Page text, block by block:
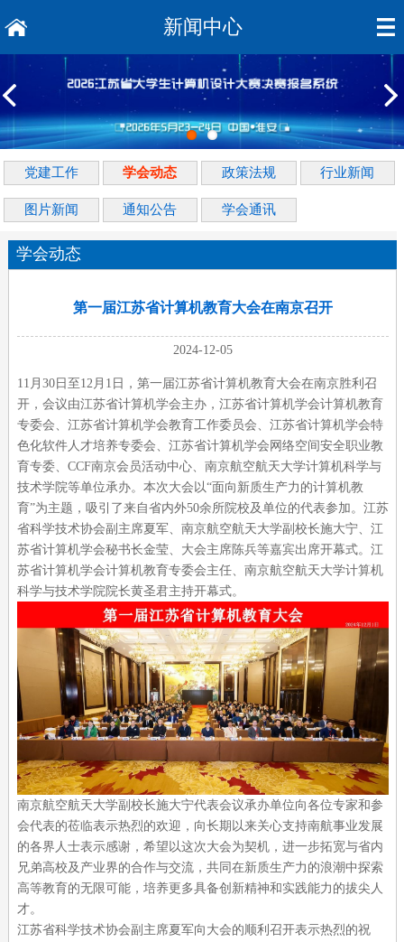
新闻中心
党建工作 学会动态 政策法规 行业新闻
图片新闻 通知公告 学会通讯
学会动态
第一届江苏省计算机教育大会在南京召开
2024-12-05
11月30日至12月1日，第一届江苏省计算机教育大会在南京胜利召
开，会议由江苏省计算机学会主办，江苏省计算机学会计算机教育
专委会、江苏省计算机学会教育工作委员会、江苏省计算机学会特
色化软件人才培养专委会、江苏省计算机学会网络空间安全职业教
育专委、CCF南京会员活动中心、南京航空航天大学计算机科学与
技术学院等单位承办。本次大会以“面向新质生产力的计算机教
育”为主题，吸引了来自省内外50余所院校及单位的代表参加。江苏
省科学技术协会副主席夏军、南京航空航天大学副校长施大宁、江
苏省计算机学会秘书长金莹、大会主席陈兵等嘉宾出席开幕式。江
苏省计算机学会计算机教育专委会主任、南京航空航天大学计算机
科学与技术学院院长黄圣君主持开幕式。
南京航空航天大学副校长施大宁代表会议承办单位向各位专家和参
会代表的莅临表示热烈的欢迎，向长期以来关心支持南航事业发展
的各界人士表示感谢，希望以这次大会为契机，进一步拓宽与省内
兄弟高校及产业界的合作与交流，共同在新质生产力的浪潮中探索
高等教育的无限可能，培养更多具备创新精神和实践能力的拔尖人
才。
江苏省科学技术协会副主席夏军向大会的顺利召开表示热烈的祝